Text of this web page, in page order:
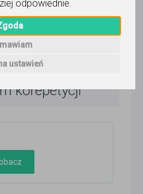
odpowiednie.
ustawień
korepetycji